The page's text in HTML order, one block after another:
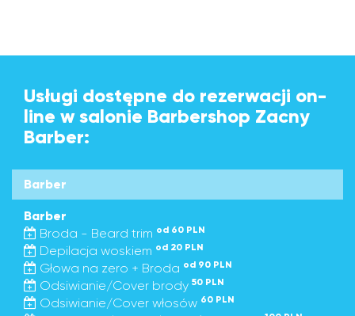
Usługi dostępne do rezerwacji on-
line w salonie Barbershop Zacny
Barber:
Barber
Barber
Broda - Beard trim od 60 PLN
Depilacja woskiem od 20 PLN
Głowa na zero + Broda od 90 PLN
Odsiwianie/Cover brody 50 PLN
Odsiwianie/Cover włosów 60 PLN